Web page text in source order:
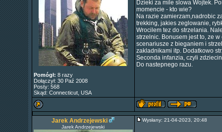
Pomógł: 8 razy
Dołączył: 30 Paź 2008
Posty: 568
Skąd: Connecticut, USA
Dzieki za mile slowa Wojtek.
momencie - kto wie?
Na razie zamierzam,nadrobic
trekking, jakies zeglowanie,
Wrocilem tez do strzelania.
strzelnic. Bonusem jest to, ze
scenariusze z bieganiem i
zakladnikami itp. Dodatkowo
Seconda infanzia, czyli
Do nastepnego razu.
Jarek Andrzejewski
Jarek Andrzejewski
Wysłany: 21-04-2023, 20:48